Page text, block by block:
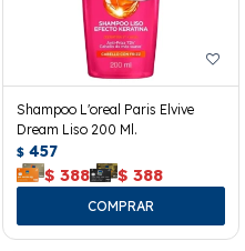
Shampoo L'oreal Paris Elvive
Dream Liso 200 Ml.
$ 457
$ 388 $ 388